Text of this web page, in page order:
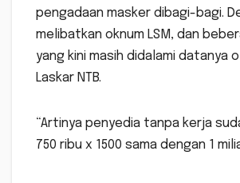
pengadaan masker dibagi-bagi.
melibatkan oknum LSM, dan
yang kini masih didalami datanya
Laskar NTB.
“Artinya penyedia tanpa kerja
750 ribu x 1500 sama dengan 1